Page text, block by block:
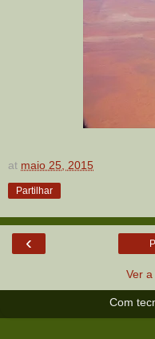
at maio 25, 2015
Partilhar
‹
Ver
Com